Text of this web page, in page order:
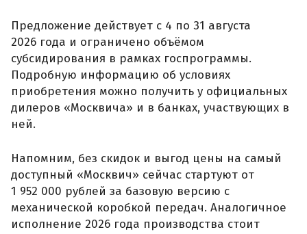
Предложение действует с 4 по 31 августа
2026 года и ограничено объёмом
субсидирования в рамках госпрограммы.
Подробную информацию об условиях
приобретения можно получить у официальных
дилеров «Москвича» и в банках, участвующих в
ней.
Напомним, без скидок и выгод цены на самый
доступный «Москвич» сейчас стартуют от
1 952 000 рублей за базовую версию с
механической коробкой передач. Аналогичное
исполнение 2026 года производства стоит